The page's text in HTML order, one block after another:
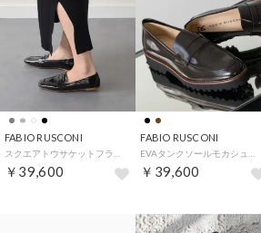
FABIO RUSCONI
￥39,600
FABIO RUSCONI
￥39,600